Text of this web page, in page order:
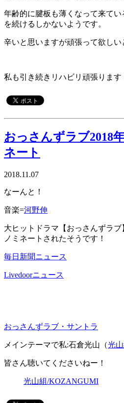
年齢的に腱板も薄くなって来てい
を続けるしかないようです。
辛いと思いますが頑張って欲しい
私も引き続きリハビリ頑張ります
おっさんずラブ2018
ネート
2018.11.07
なーんと！
音楽=河野伸
大ヒットドラマ【おっさんずラブ
ノミネートされたそうです！
毎日新聞ニュース
Livedoorニュース
おっさんずラブ・サントラ
メインテーマで私:石倉光山（光
皆さん聴いてくださいねー！
光山組/KOZANGUMI